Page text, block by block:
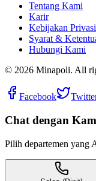
Tentang Kami
Karir
Kebijakan Privasi
Syarat &
Hubungi Kami
© 2026 Minapoli. All
Facebook
Chat dengan
Pilih departemen yang